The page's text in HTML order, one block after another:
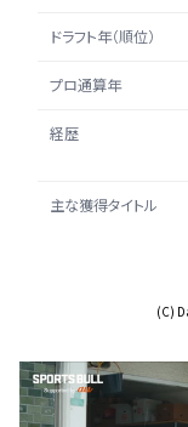
ドラフト年（順位）
プロ通算年
経歴
主な獲得タイトル
(C)